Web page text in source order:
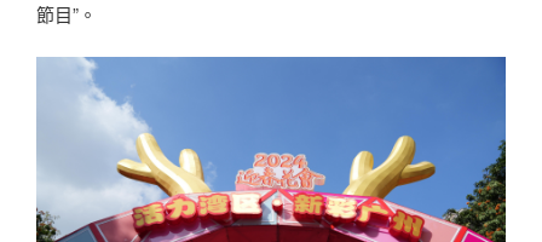
節目”。